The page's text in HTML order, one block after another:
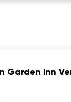
Garden Inn